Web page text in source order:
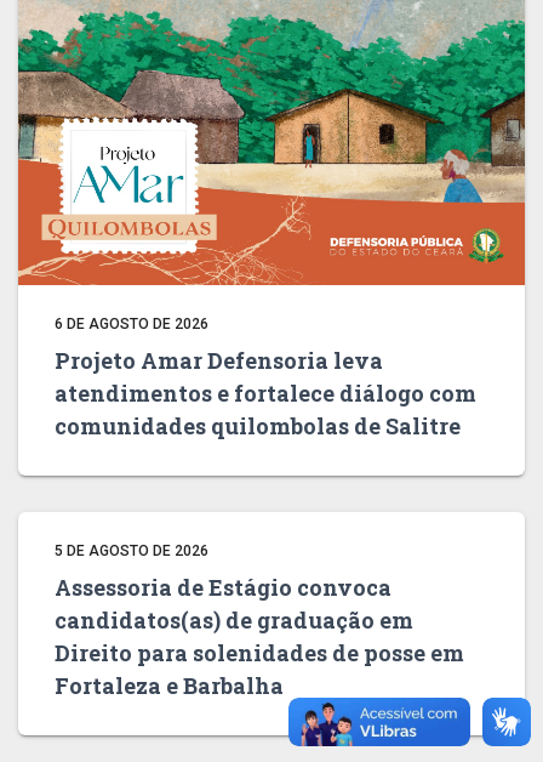
6 DE AGOSTO DE 2026
Projeto Amar Defensoria leva
atendimentos e fortalece diálogo com
comunidades quilombolas de Salitre
5 DE AGOSTO DE 2026
Assessoria de Estágio convoca
candidatos(as) de graduação em
Direito para solenidades de posse em
Fortaleza e Barbalha